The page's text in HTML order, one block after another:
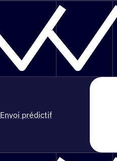
Envoi prédictif